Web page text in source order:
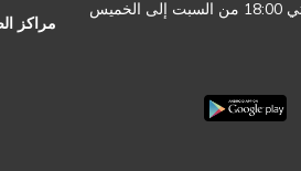
مراكز